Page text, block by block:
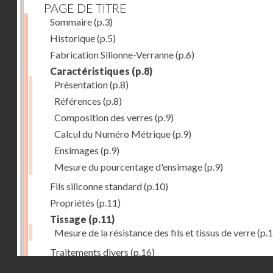
PAGE DE TITRE
Sommaire(p.3)
Historique(p.5)
Fabrication Silionne-Verranne(p.6)
Caractéristiques (p.8)
Présentation(p.8)
Références (p.8)
Composition des verres (p.9)
Calcul du Numéro Métrique(p.9)
Ensimages (p.9)
Mesure du pourcentage d'ensimage(p.9)
Fils siliconne standard(p.10)
Propriétés (p.11)
Tissage (p.11)
Mesure de la résistance des fils et tissus de verre
Traitements divers (p.16)